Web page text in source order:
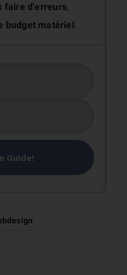
faire d'erreurs,
budget matériel
Guide!